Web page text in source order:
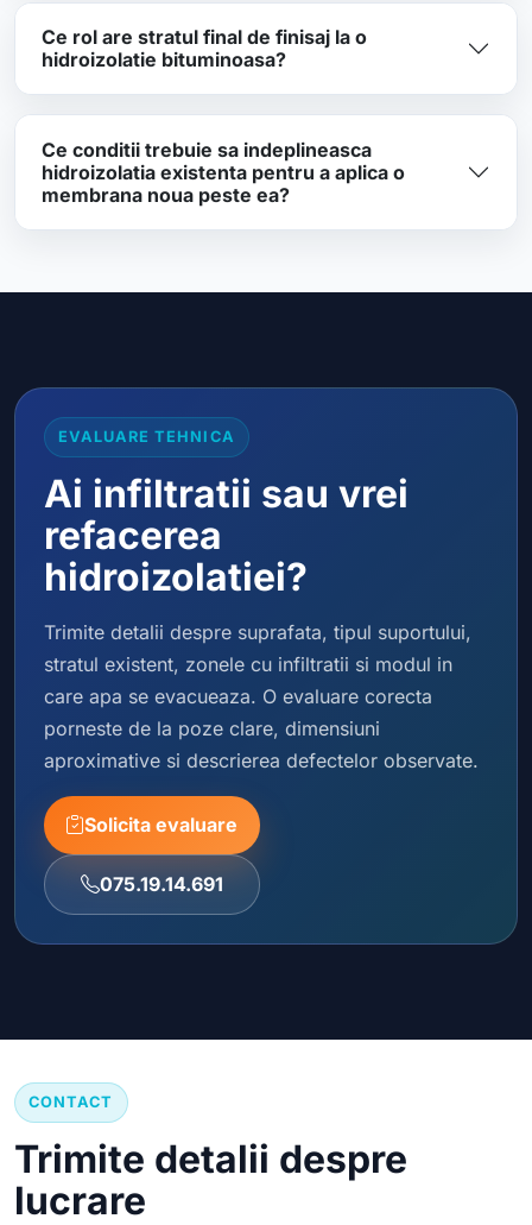
Ce rol are stratul final de finisaj la o
hidroizolatie bituminoasa?
Ce conditii trebuie sa indeplineasca
hidroizolatia existenta pentru a aplica o
membrana noua peste ea?
EVALUARE TEHNICA
Ai infiltratii sau vrei
refacerea
hidroizolatiei?
Trimite detalii despre suprafata, tipul suportului,
stratul existent, zonele cu infiltratii si modul in
care apa se evacueaza. O evaluare corecta
porneste de la poze clare, dimensiuni
aproximative si descrierea defectelor observate.
Solicita evaluare
075.19.14.691
CONTACT
Trimite detalii despre
lucrare